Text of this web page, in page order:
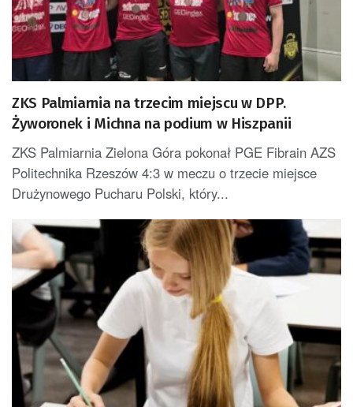
ZKS Palmiarnia na trzecim miejscu w DPP.
Żyworonek i Michna na podium w Hiszpanii
ZKS Palmiarnia Zielona Góra pokonał PGE Fibrain AZS
Politechnika Rzeszów 4:3 w meczu o trzecie miejsce
Drużynowego Pucharu Polski, który...